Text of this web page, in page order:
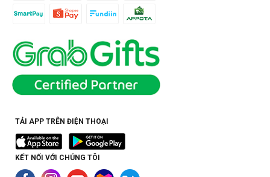
TẢI APP TRÊN ĐIỆN THOẠI
KẾT NỐI VỚI CHÚNG TÔI